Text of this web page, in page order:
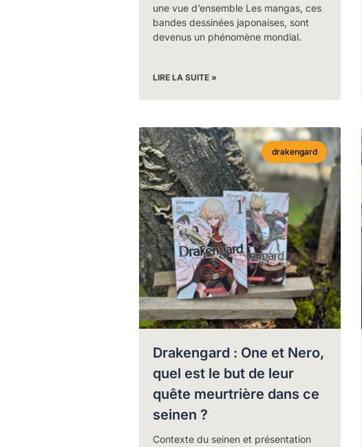
une vue d’ensemble Les mangas, ces
bandes dessinées japonaises, sont
devenus un phénomène mondial.
LIRE LA SUITE »
drakengard
Drakengard : One et Nero,
quel est le but de leur
quête meurtrière dans ce
seinen ?
Contexte du seinen et présentation